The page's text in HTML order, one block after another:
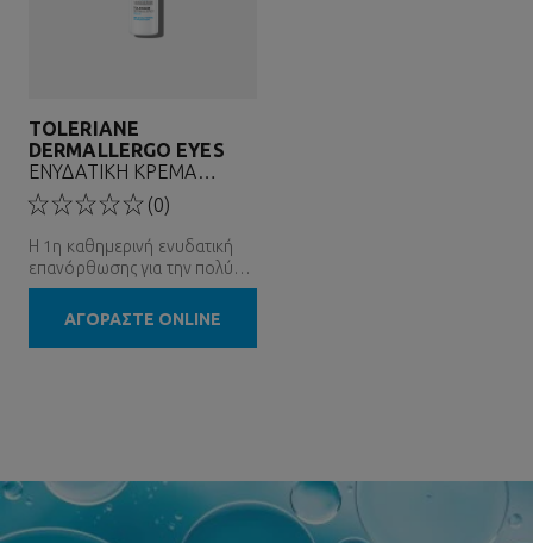
TOLERIANE
DERMALLERGO EYES
ΕΝΥΔΑΤΙΚΗ ΚΡΕΜΑ
ΜΑΤΙΩΝ
(0)
Η 1η καθημερινή ενυδατική
επανόρθωσης για την πολύ
ευαίσθητη περιοχή των
ματιών.ΑΓΟΡΑΣΤΕ ONLINE